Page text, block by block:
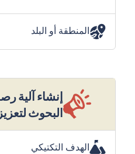
المنطقة أو البلد
إنشاء آلية
البحوث
الهدف التكتيكي